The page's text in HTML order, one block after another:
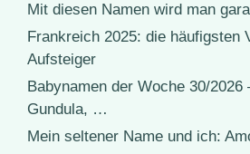
Mit diesen Namen wird man
Frankreich 2025: die häufigsten
Aufsteiger
Babynamen der Woche 30/2026
Gundula, …
Mein seltener Name und ich: